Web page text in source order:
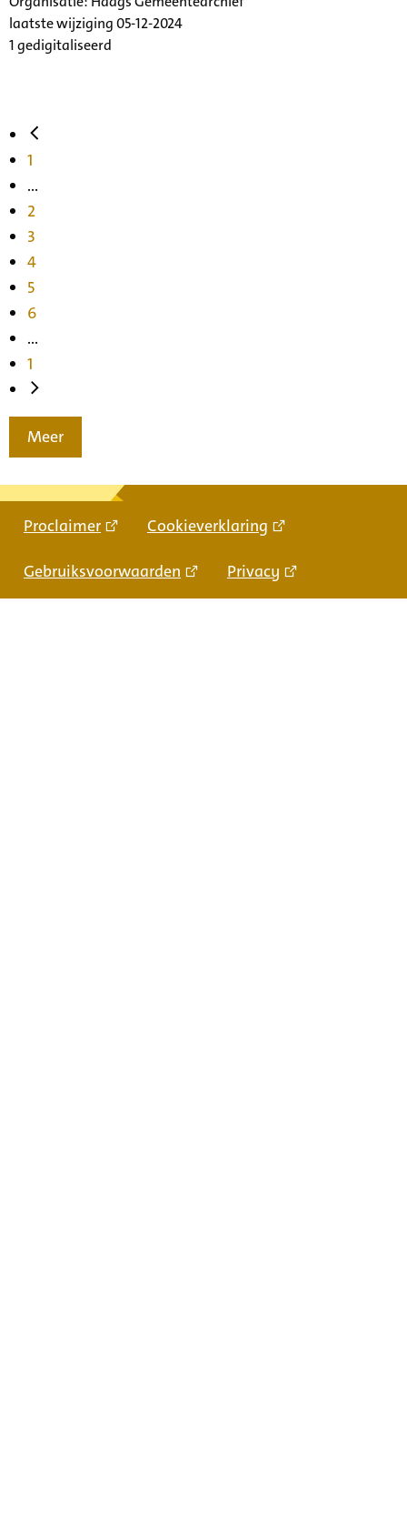
laatste wijziging 05-12-2024
1 gedigitaliseerd
1
...
2
3
4
5
6
...
1
Meer
Proclaimer Cookieverklaring
Gebruiksvoorwaarden Privacy